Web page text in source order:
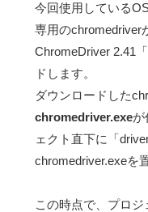
今回使用している
専用のchromedriver
ChromeDriver 2.41
ドします。
ダウンロードした
chromedriver.exeが
ェクト直下に「
chromedriver.exeを
この時点で、プロ